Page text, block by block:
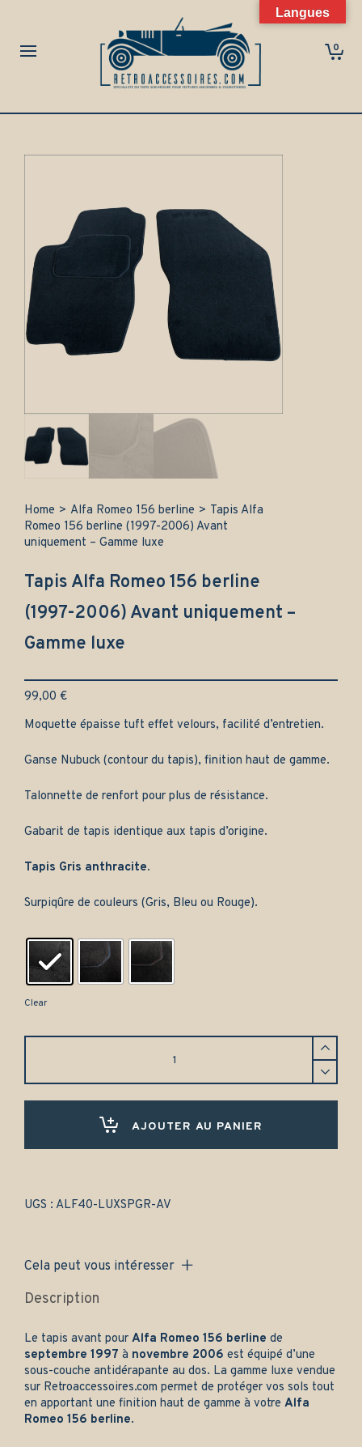
0
Home > Alfa Romeo 156 berline > Tapis Alfa
Romeo 156 berline (1997-2006) Avant
uniquement – Gamme luxe
Tapis Alfa Romeo 156 berline
(1997-2006) Avant uniquement –
Gamme luxe
99,00 €
Moquette épaisse tuft effet velours, facilité d’entretien.
Ganse Nubuck (contour du tapis), finition haut de gamme.
Talonnette de renfort pour plus de résistance.
Gabarit de tapis identique aux tapis d’origine.
Tapis Gris anthracite.
Surpiqûre de couleurs (Gris, Bleu ou Rouge).
Clear
Gamme
AJOUTER AU PANIER
UGS : ALF40-LUXSPGR-AV
Cela peut vous intéresser
Description
Le tapis avant pour Alfa Romeo 156 berline de
septembre 1997 à novembre 2006 est équipé d’une
sous-couche antidérapante au dos. La gamme luxe vendue
sur Retroaccessoires.com permet de protéger vos sols tout
en apportant une finition haut de gamme à votre Alfa
Romeo 156 berline.
Langues